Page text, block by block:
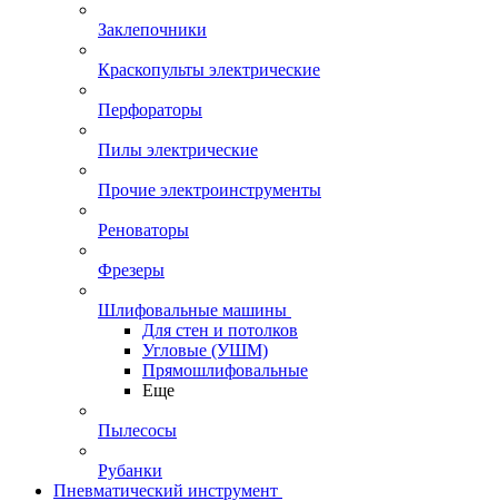
Заклепочники
Краскопульты электрические
Перфораторы
Пилы электрические
Прочие электроинструменты
Реноваторы
Фрезеры
Шлифовальные машины
Для стен и потолков
Угловые (УШМ)
Прямошлифовальные
Еще
Пылесосы
Рубанки
Пневматический инструмент